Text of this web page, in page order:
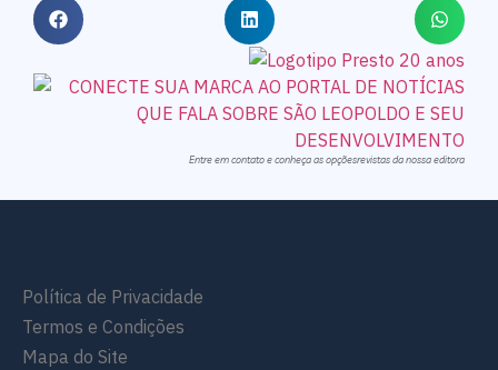
Entre em contato e conheça as opçõesrevistas da nossa editora
Política de Privacidade
Termos e Condições
Mapa do Site